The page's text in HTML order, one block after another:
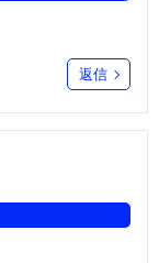
返信